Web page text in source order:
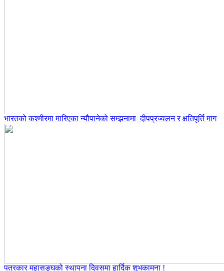
भारतको कश्मीरमा मारिएका न्यौपानेको सम्झनामा दीपप्रज्वलन र क्षतिपूर्ति माग
पत्रकार महासङ्घको स्थापना दिवसमा हार्दिक शुभकामना !